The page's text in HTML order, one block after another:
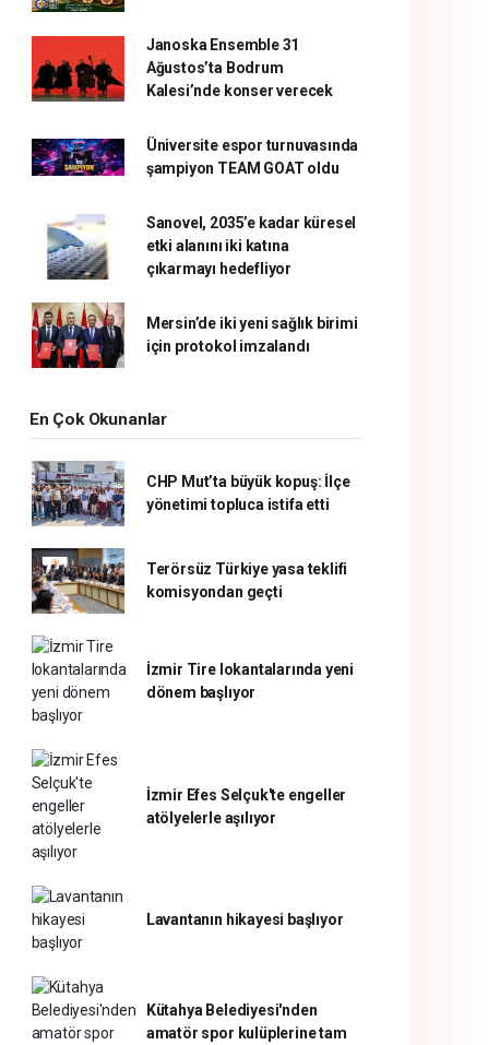
Janoska Ensemble 31
Ağustos’ta Bodrum
Kalesi’nde konser verecek
Üniversite espor turnuvasında
şampiyon TEAM GOAT oldu
Sanovel, 2035’e kadar küresel
etki alanını iki katına
çıkarmayı hedefliyor
Mersin’de iki yeni sağlık birimi
için protokol imzalandı
En Çok Okunanlar
CHP Mut’ta büyük kopuş: İlçe
yönetimi topluca istifa etti
Terörsüz Türkiye yasa teklifi
komisyondan geçti
İzmir Tire lokantalarında yeni
dönem başlıyor
İzmir Efes Selçuk'te engeller
atölyelerle aşılıyor
Lavantanın hikayesi başlıyor
Kütahya Belediyesi'nden
amatör spor kulüplerine tam